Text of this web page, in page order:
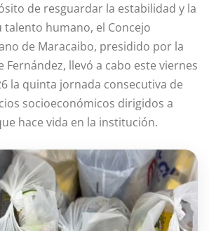
de resguardar la estabilidad y la
humano, el Concejo
de Maracaibo, presidido por la
Fernández, llevó a cabo este viernes
la quinta jornada consecutiva de
socioeconómicos dirigidos a
hace vida en la institución.